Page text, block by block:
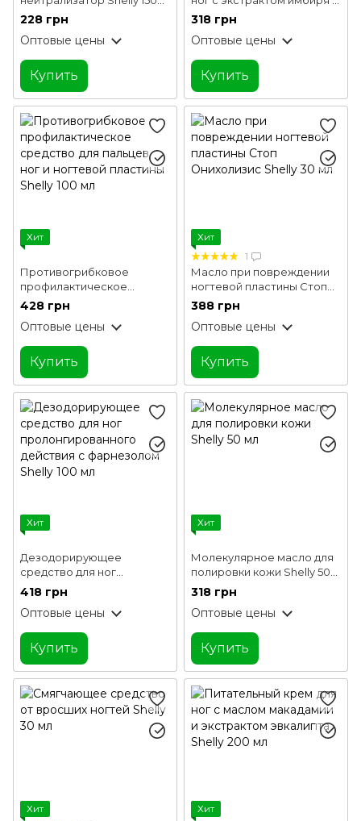
мл
228 грн
Оптовые цены
Купить
корицей Shelly 200 мл
318 грн
Оптовые цены
Купить
Хит
Противогрибковое
профилактическое
средство для пальцев ног
и ногтевой пластины Shelly
100 мл
428 грн
Оптовые цены
Купить
Хит
1
Масло при повреждении
ногтевой пластины Стоп
Онихолизис Shelly 30 мл
388 грн
Оптовые цены
Купить
Хит
Дезодорирующее
средство для ног
пролонгированного
действия с фарнезолом
Shelly 100 мл
418 грн
Оптовые цены
Купить
Хит
Молекулярное масло для
полировки кожи Shelly 50
мл
318 грн
Оптовые цены
Купить
Хит
Хит